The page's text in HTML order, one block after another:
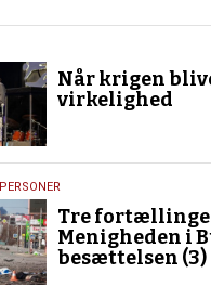
Når krigen
virkelighed
PERSONER
Tre
Menigheden i
besættelsen (3)